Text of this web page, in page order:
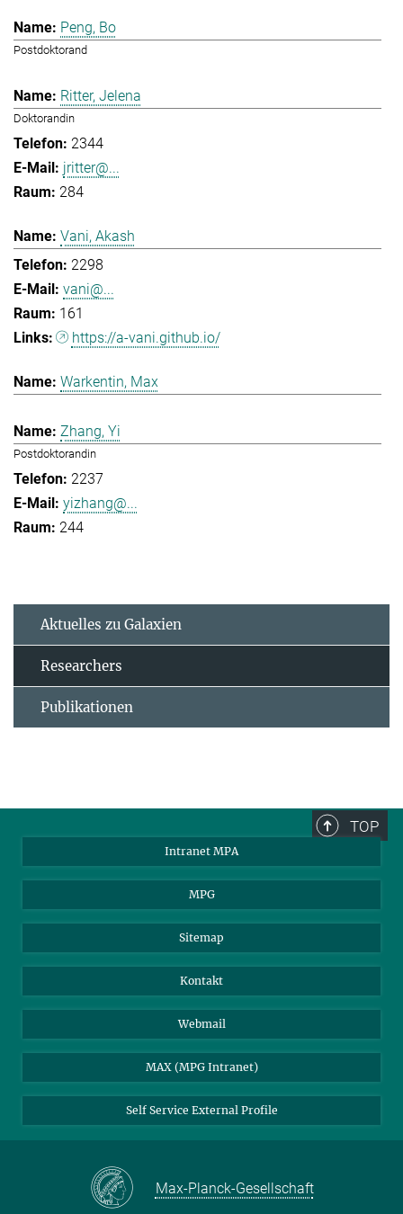
Peng, Bo
Postdoktorand
Ritter, Jelena
Doktorandin
2344
jritter@...
284
Vani, Akash
2298
vani@...
161
https://a-vani.github.io/
Warkentin, Max
Zhang, Yi
Postdoktorandin
2237
yizhang@...
244
Aktuelles zu Galaxien
Researchers
Publikationen
TOP
Intranet MPA
MPG
Sitemap
Kontakt
Webmail
MAX (MPG Intranet)
Self Service External Profile
Max-Planck-Gesellschaft